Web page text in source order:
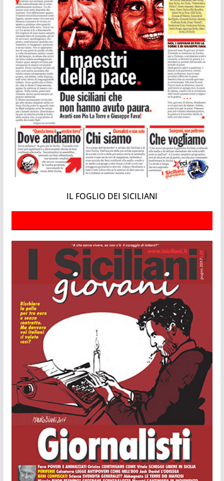
IL FOGLIO DEI SICILIANI